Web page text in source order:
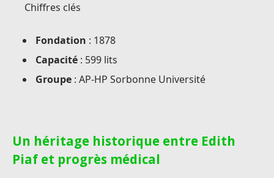
Chiffres clés
Fondation : 1878
Capacité : 599 lits
Groupe : AP-HP Sorbonne Université
Un héritage historique entre Edith
Piaf et progrès médical